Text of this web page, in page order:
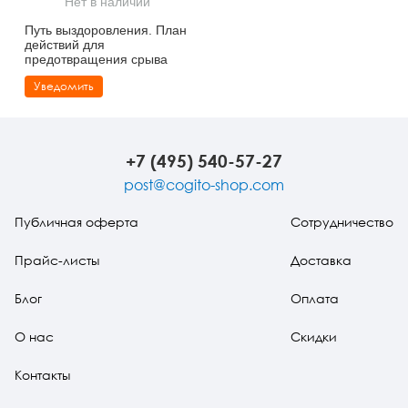
Сказкотерапия
Другие направления психотерапии
Психофизиология
Социальная психология
Учебная литература
Классический и юнгианский психоанализ
Путь выздоровления. План
действий для
предотвращения срыва
Уведомить
+7 (495) 540-57-27
post@cogito-shop.com
Публичная оферта
Прайс-листы
Блог
О нас
Контакты
Сотрудничество
Доставка
Оплата
Скидки